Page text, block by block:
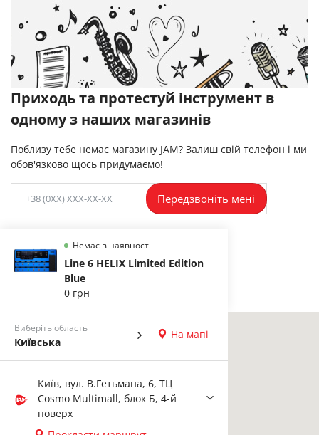
Приходь та протестуй інструмент в
одному з наших магазинів
Поблизу тебе немає магазину JAM? Залиш свій телефон і ми
обов'язково щось придумаємо!
Немає в наявності
Line 6 HELIX Limited Edition
Blue
0 грн
Виберіть область
Київська
На мапі
Київ, вул. В.Гетьмана, 6, ТЦ
Cosmo Multimall, блок Б, 4-й
поверх
Передзвоніть мені